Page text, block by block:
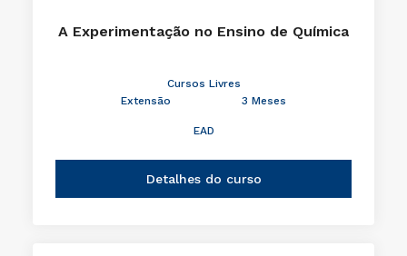
A Experimentação no Ensino de Química
Cursos Livres
Extensão
3 Meses
EAD
Detalhes do curso